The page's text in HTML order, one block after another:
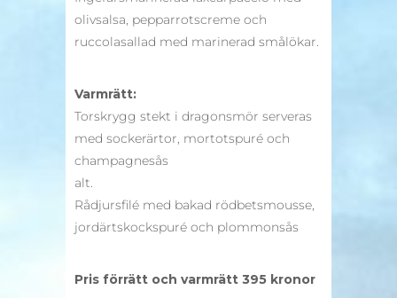
olivsalsa, pepparrotscreme och
ruccolasallad med marinerad smålökar.
Varmrätt:
Torskrygg stekt i dragonsmör serveras
med sockerärtor, mortotspuré och
champagnesås
alt.
Rådjursfilé med bakad rödbetsmousse,
jordärtskockspuré och plommonsås
Pris förrätt och varmrätt 395 kronor